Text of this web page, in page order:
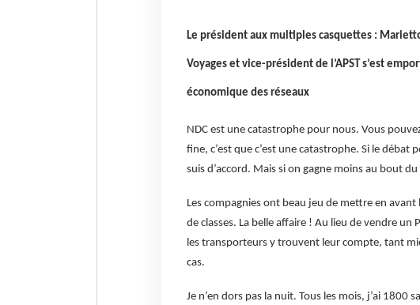
Le président aux multiples casquettes :
Voyages et vice-président de l’APST s’est
économique des réseaux
NDC est une catastrophe pour nous. Vous
fine, c’est que c’est une catastrophe. Si le débat
suis d’accord. Mais si on gagne moins au bout
Les compagnies ont beau jeu de mettre en
de classes. La belle affaire ! Au lieu de vendre
les transporteurs y trouvent leur compte, tant
cas.
Je n’en dors pas la nuit. Tous les mois, j’ai 1800